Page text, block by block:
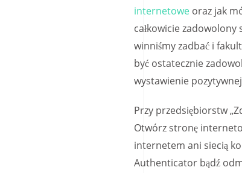
internetowe oraz jak
całkowicie
winniśmy zadbać i
być ostatecznie
wystawienie
Przy przedsiębiorstw
Otwórz stronę
internetem ani siecią
Authenticator bądź